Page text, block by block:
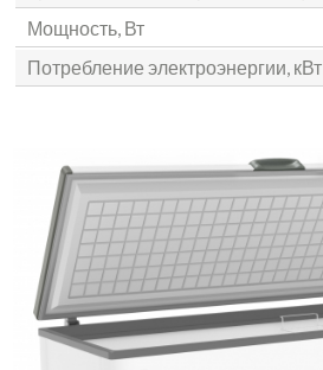
Мощность, Вт
Потребление электроэнергии, кВт